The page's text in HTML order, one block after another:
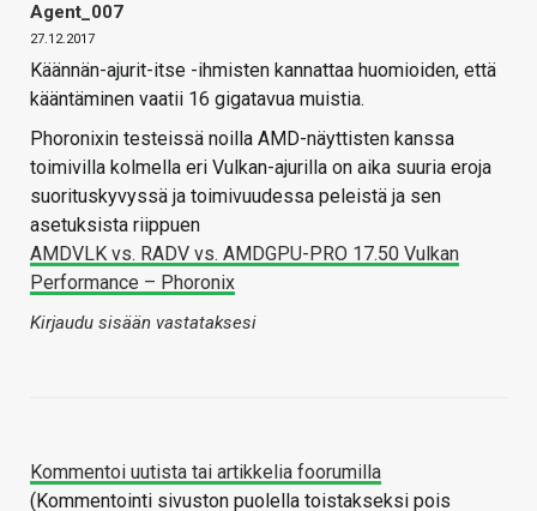
Agent_007
27.12.2017
Käännän-ajurit-itse -ihmisten kannattaa huomioiden, että
kääntäminen vaatii 16 gigatavua muistia.
Phoronixin testeissä noilla AMD-näyttisten kanssa
toimivilla kolmella eri Vulkan-ajurilla on aika suuria eroja
suorituskyvyssä ja toimivuudessa peleistä ja sen
asetuksista riippuen
AMDVLK vs. RADV vs. AMDGPU-PRO 17.50 Vulkan
Performance – Phoronix
Kirjaudu sisään vastataksesi
Kommentoi uutista tai artikkelia foorumilla
(Kommentointi sivuston puolella toistakseksi pois